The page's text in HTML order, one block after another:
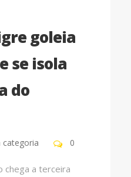
goleia
se isola
do
categoria 0
chega a terceira